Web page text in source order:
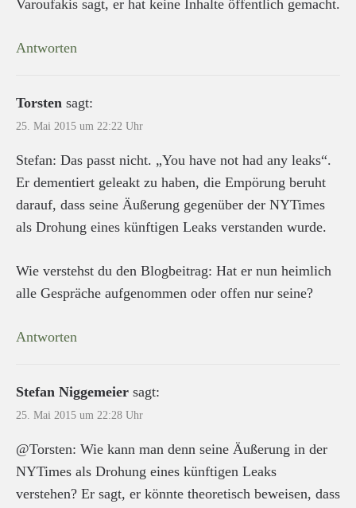
Varoufakis sagt, er hat keine Inhalte öffentlich gemacht.
Antworten
Torsten sagt:
25. Mai 2015 um 22:22 Uhr
Stefan: Das passt nicht. „You have not had any leaks“.
Er dementiert geleakt zu haben, die Empörung beruht
darauf, dass seine Äußerung gegenüber der NYTimes
als Drohung eines künftigen Leaks verstanden wurde.
Wie verstehst du den Blogbeitrag: Hat er nun heimlich
alle Gespräche aufgenommen oder offen nur seine?
Antworten
Stefan Niggemeier sagt:
25. Mai 2015 um 22:28 Uhr
@Torsten: Wie kann man denn seine Äußerung in der
NYTimes als Drohung eines künftigen Leaks
verstehen? Er sagt, er könnte theoretisch beweisen, dass